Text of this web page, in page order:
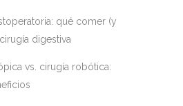
qué comer (y
digestiva
vs. cirugía robótica: